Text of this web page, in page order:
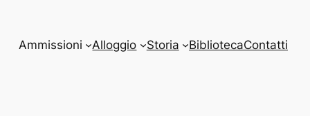
Ammissioni Alloggio Storia BibliotecaContatti